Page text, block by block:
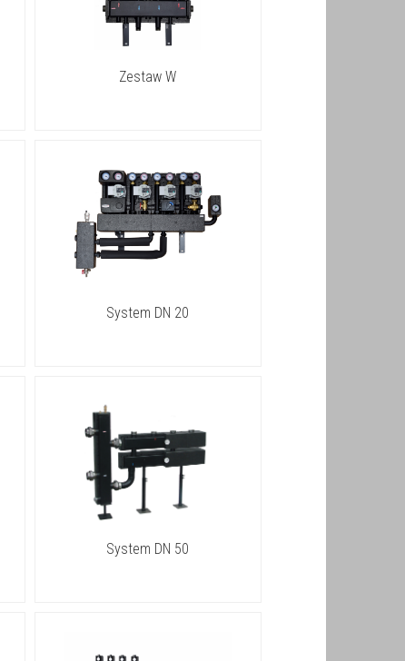
Zestaw W
System DN 20
System DN 50